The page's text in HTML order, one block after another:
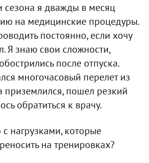
сезона я дважды в месяц
на медицинские процедуры.
постоянно, если хочу
Я знаю свои сложности,
после отпуска.
многочасовый перелет из
приземлился, пошел резкий
обратиться к врачу.
нагрузками, которые
на тренировках?